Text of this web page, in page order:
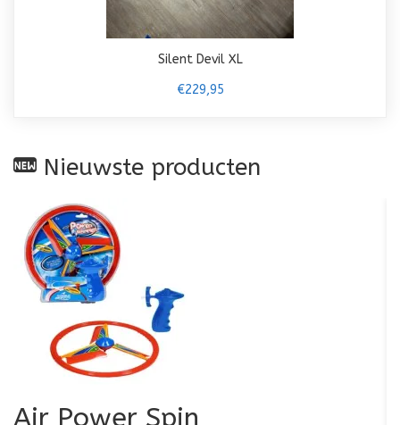
Silent Devil XL
€229,95
Nieuwste producten
Air Power Spin